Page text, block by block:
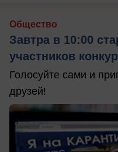
Общество
Завтра в 10:00
участников
Голосуйте сами и
друзей!